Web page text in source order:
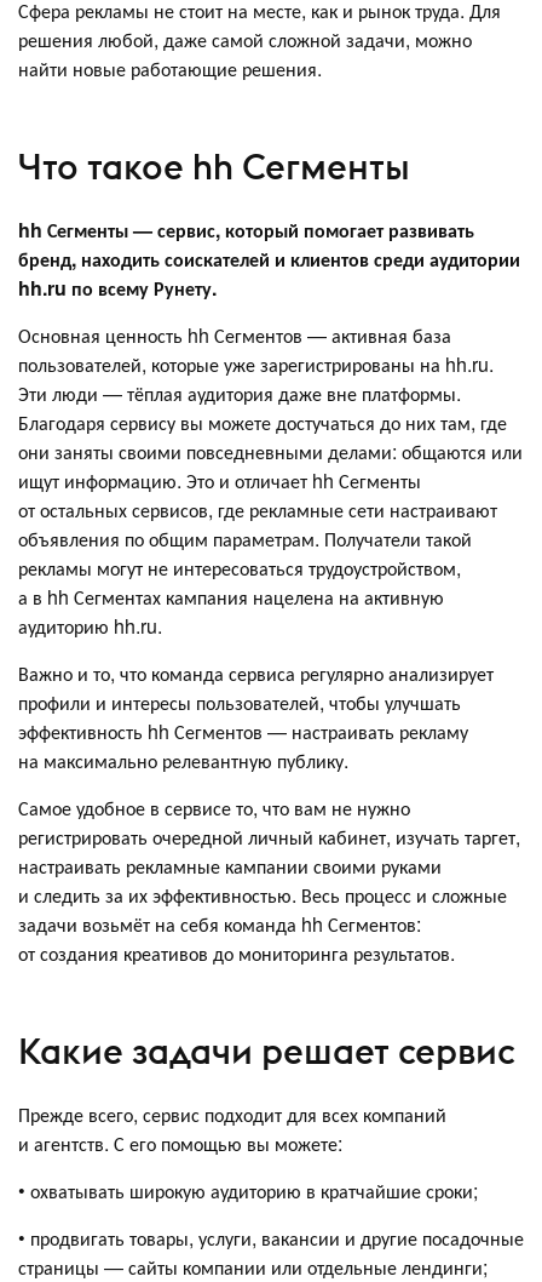
Сфера рекламы не стоит на месте, как и рынок труда. Для
решения любой, даже самой сложной задачи, можно
найти новые работающие решения.
Что такое hh Сегменты
hh Сегменты — сервис, который помогает развивать
бренд, находить соискателей и клиентов среди аудитории
hh.ru по всему Рунету.
Основная ценность hh Сегментов — активная база
пользователей, которые уже зарегистрированы на hh.ru.
Эти люди — тёплая аудитория даже вне платформы.
Благодаря сервису вы можете достучаться до них там, где
они заняты своими повседневными делами: общаются или
ищут информацию. Это и отличает hh Сегменты
от остальных сервисов, где рекламные сети настраивают
объявления по общим параметрам. Получатели такой
рекламы могут не интересоваться трудоустройством,
а в hh Сегментах кампания нацелена на активную
аудиторию hh.ru.
Важно и то, что команда сервиса регулярно анализирует
профили и интересы пользователей, чтобы улучшать
эффективность hh Сегментов — настраивать рекламу
на максимально релевантную публику.
Самое удобное в сервисе то, что вам не нужно
регистрировать очередной личный кабинет, изучать таргет,
настраивать рекламные кампании своими руками
и следить за их эффективностью. Весь процесс и сложные
задачи возьмёт на себя команда hh Сегментов:
от создания креативов до мониторинга результатов.
Какие задачи решает сервис
Прежде всего, сервис подходит для всех компаний
и агентств. С его помощью вы можете:
• охватывать широкую аудиторию в кратчайшие сроки;
• продвигать товары, услуги, вакансии и другие посадочные
страницы — сайты компании или отдельные лендинги;